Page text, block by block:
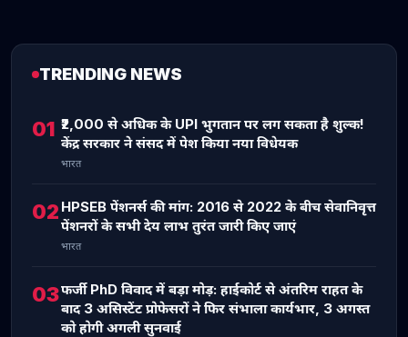
TRENDING NEWS
01 ₹2,000 से अधिक के UPI भुगतान पर लग सकता है शुल्क!
केंद्र सरकार ने संसद में पेश किया नया विधेयक
भारत
02 HPSEB पेंशनर्स की मांग: 2016 से 2022 के बीच सेवानिवृत्त
पेंशनरों के सभी देय लाभ तुरंत जारी किए जाएं
भारत
03फर्जी PhD विवाद में बड़ा मोड़: हाईकोर्ट से अंतरिम राहत के
बाद 3 असिस्टेंट प्रोफेसरों ने फिर संभाला कार्यभार, 3 अगस्त
को होगी अगली सुनवाई